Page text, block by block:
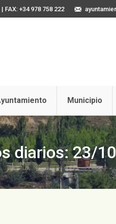
| FAX: +34 978 758 222
Municipio
diarios:23/